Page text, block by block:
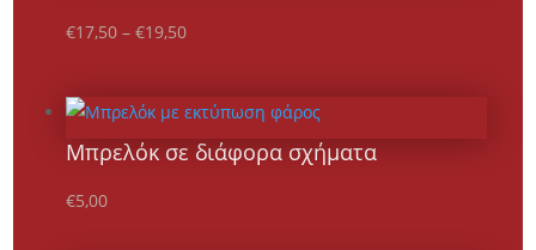
€17,50 –€19,50
Μπρελόκ σε διάφορα σχήματα
€5,00